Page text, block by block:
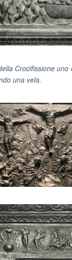
Crocifissione
una vela.